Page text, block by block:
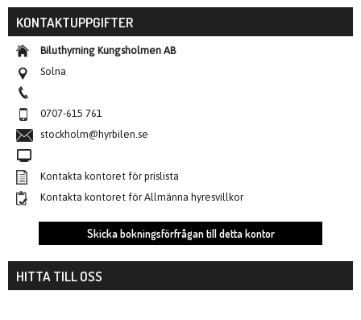
KONTAKTUPPGIFTER
Biluthyrning Kungsholmen AB
Solna
0707-615 761
stockholm@hyrbilen.se
Kontakta kontoret för prislista
Kontakta kontoret för Allmänna hyresvillkor
Skicka bokningsförfrågan till detta kontor
HITTA TILL OSS